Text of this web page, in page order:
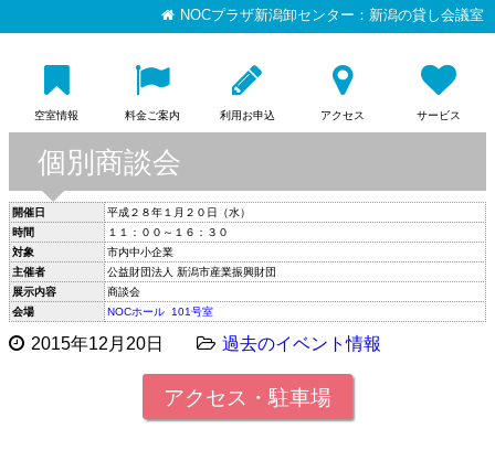
NOCプラザ新潟卸センター：新潟の貸し会議室
空室情報 料金ご案内 利用お申込 アクセス サービス
個別商談会
開催日
平成２８年１月２０日（水）
時間
１１：００～１６：３０
対象
市内中小企業
主催者
公益財団法人 新潟市産業振興財団
展示内容
商談会
会場
NOCホール 101号室
2015年12月20日 過去のイベント情報
アクセス・駐車場